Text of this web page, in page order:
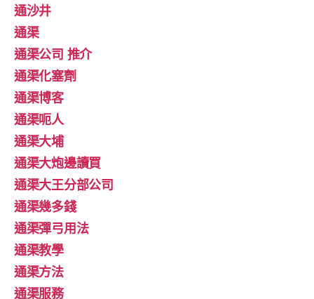
通沙井
通渠
通渠公司 推介
通渠化塞劑
通渠博客
通渠呃人
通渠大埔
通渠大炮邊讀買
通渠大王分部公司
通渠幾多錢
通渠彈弓用法
通渠教學
通渠方法
通渠服務